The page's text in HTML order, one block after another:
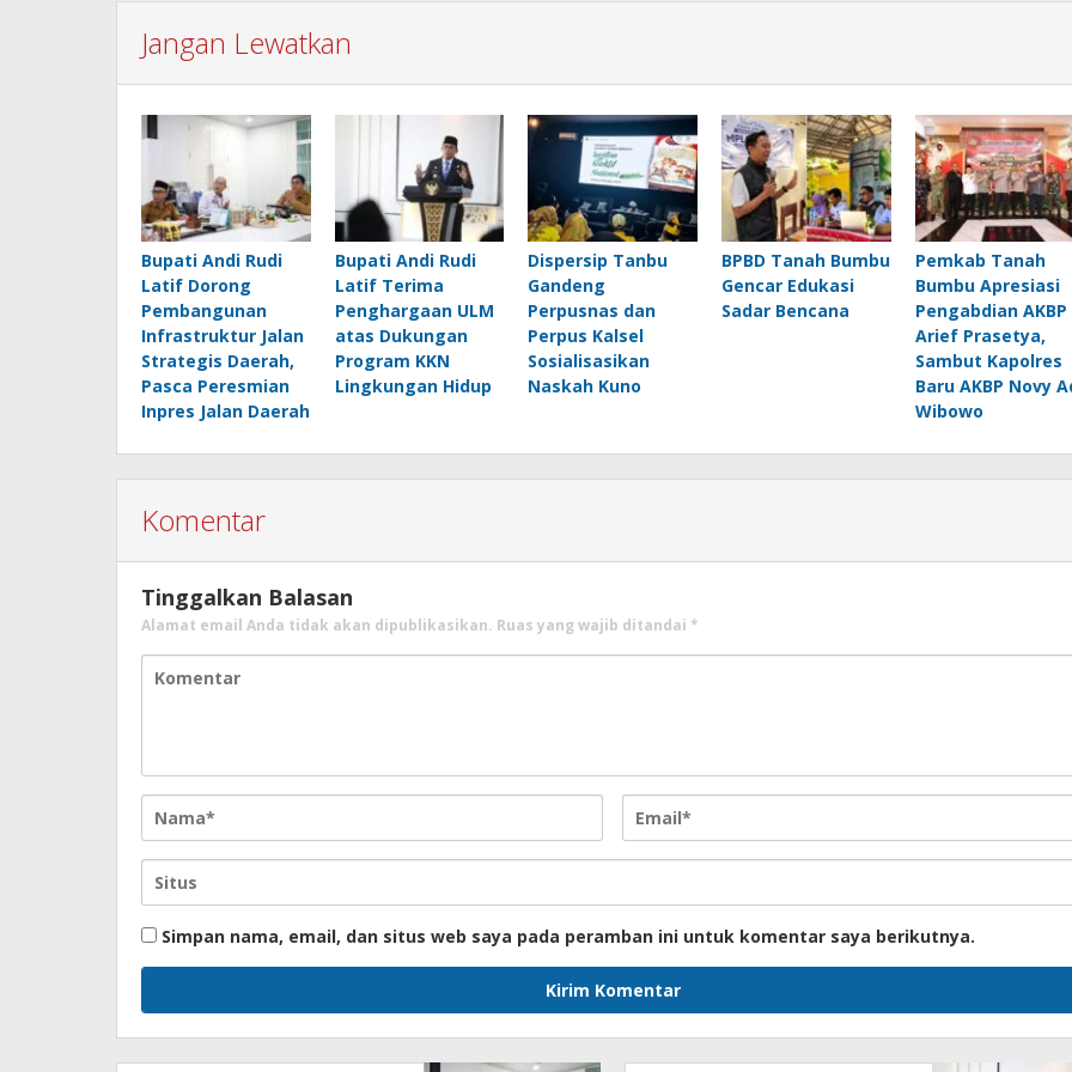
Jangan Lewatkan
Bupati Andi Rudi
Latif Dorong
Pembangunan
Infrastruktur Jalan
Strategis Daerah,
Pasca Peresmian
Inpres Jalan Daerah
Bupati Andi Rudi
Latif Terima
Penghargaan ULM
atas Dukungan
Program KKN
Lingkungan Hidup
Dispersip Tanbu
Gandeng
Perpusnas dan
Perpus Kalsel
Sosialisasikan
Naskah Kuno
BPBD Tanah Bumbu
Gencar Edukasi
Sadar Bencana
Pemkab Tanah
Bumbu Apresiasi
Pengabdian AKBP
Arief Prasetya,
Sambut Kapolres
Baru AKBP Novy
Wibowo
Komentar
Tinggalkan Balasan
Alamat email Anda tidak akan dipublikasikan. Ruas yang wajib ditandai *
Simpan nama, email, dan situs web saya pada peramban ini untuk komentar saya berikutnya.